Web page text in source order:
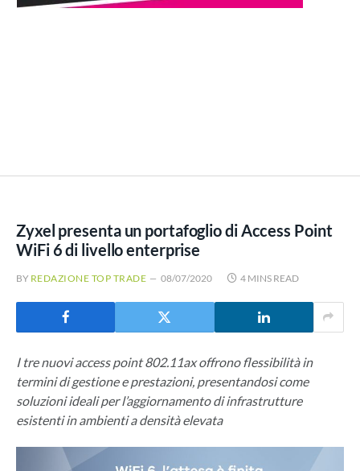
Zyxel presenta un portafoglio di Access Point
WiFi 6 di livello enterprise
BY REDAZIONE TOP TRADE 08/07/2020 4 MINS READ
I tre nuovi access point 802.11ax offrono flessibilità in
termini di gestione e prestazioni, presentandosi come
soluzioni ideali per l’aggiornamento di infrastrutture
esistenti in ambienti a densità elevata